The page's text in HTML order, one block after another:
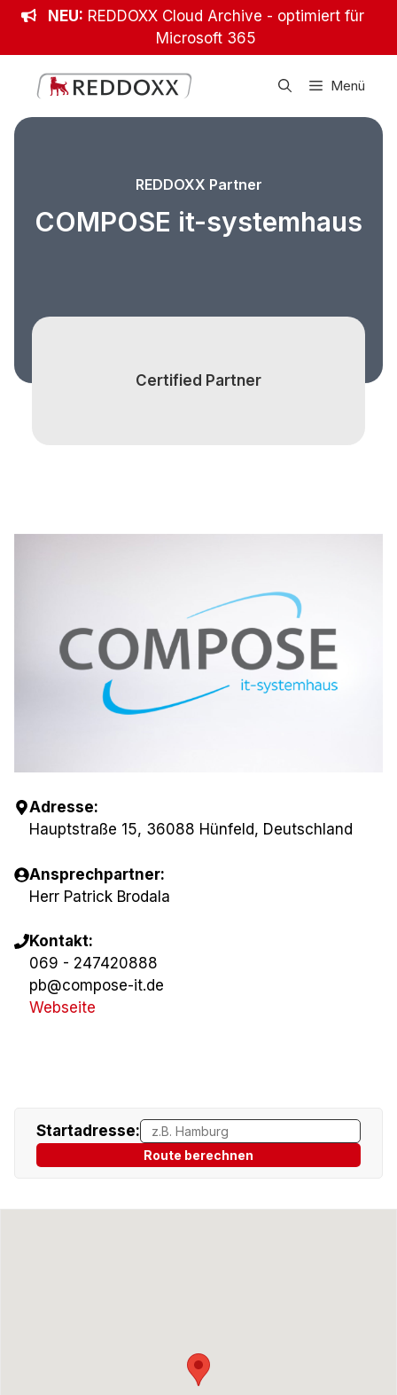
Zum
springen
NEU: REDDOXX Cloud Archive - optimiert für
Microsoft 365
Menü
REDDOXX Partner
COMPOSE it-systemhaus
Certified Partner
Adresse:
Hauptstraße 15, 36088 Hünfeld, Deutschland
Ansprechpartner:
Herr Patrick Brodala
Kontakt:
069 - 247420888
pb@compose-it.de
Webseite
Startadresse:
Route berechnen